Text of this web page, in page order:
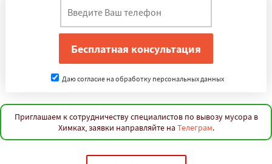
Даю согласие на обработку персональных данных
Приглашаем к сотрудничеству специалистов по вывозу мусора в
Химках, заявки направляйте на Телеграм.